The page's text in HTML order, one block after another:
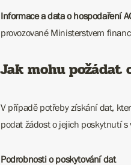
Informace a data o hospodaření
provozované Ministerstvem
Jak mohu požádat
V případě potřeby získání dat,
podat žádost o jejich poskytnutí
Podrobnosti o poskytování dat